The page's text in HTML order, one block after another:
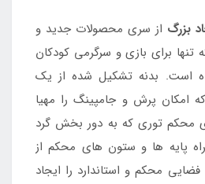
بزرگ از سری محصولات جدید و
برای بازی و سرگرمی کودکان
است. بدنه تشکیل شده از یک
پرش و جامپینگ را مهیا
محکم توری که به دور بخش گرد
پایه ها و ستون های محکم از
محکم و استاندارد را ایجاد